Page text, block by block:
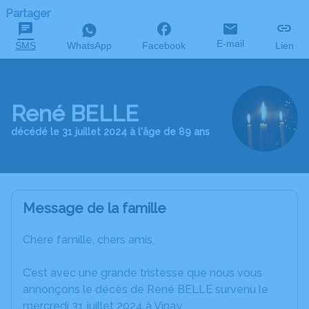
Partager
SMS WhatsApp Facebook E-mail Lien
René BELLE
décédé le 31 juillet 2024 à l'âge de 89 ans
Message de la famille
Chère famille, chers amis,
C’est avec une grande tristesse que nous vous
annonçons le décès de René BELLE survenu le
mercredi 31 juillet 2024 à Vinay.